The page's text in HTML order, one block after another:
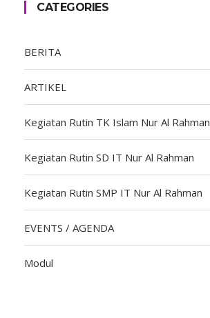
CATEGORIES
BERITA
ARTIKEL
Kegiatan Rutin TK Islam Nur Al Rahman
Kegiatan Rutin SD IT Nur Al Rahman
Kegiatan Rutin SMP IT Nur Al Rahman
EVENTS / AGENDA
Modul